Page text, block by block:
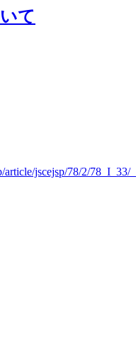
て
jscejsp/78/2/78_I_33/